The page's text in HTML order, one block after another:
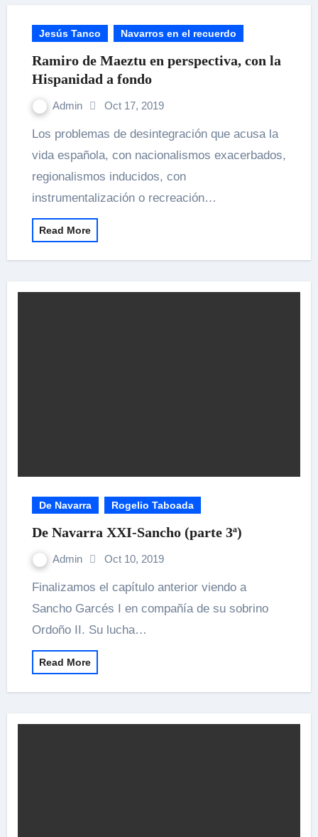
Jesús Tanco Navarros en el recuerdo
Ramiro de Maeztu en perspectiva, con la
Hispanidad a fondo
Admin Oct 17, 2019
Los problemas de desintegración que acusa la
vida española, con nacionalismos exacerbados,
regionalismos inducidos, con
instrumentalización o recreación…
Read More
De Navarra Rogelio Taboada
De Navarra XXI-Sancho (parte 3ª)
Admin Oct 10, 2019
Finalizamos el capítulo anterior viendo a
Sancho Garcés I en compañía de su sobrino
Ordoño II. Su lucha…
Read More